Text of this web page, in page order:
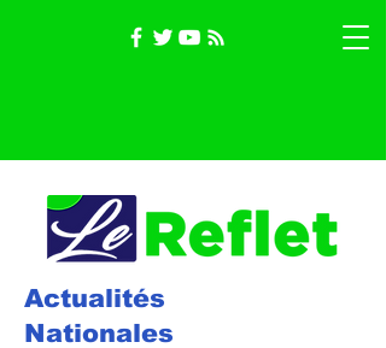
Actualités
Nationales